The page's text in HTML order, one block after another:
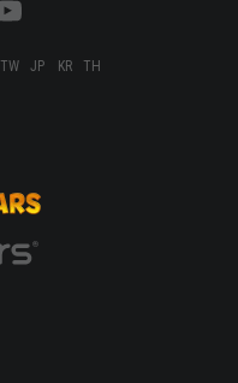
TW JP KR TH